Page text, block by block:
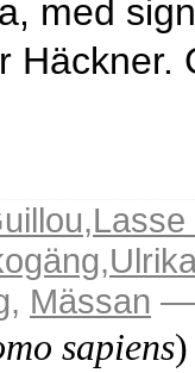
med
,
,
, Mässan —
sapiens)